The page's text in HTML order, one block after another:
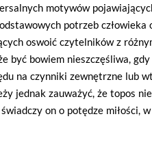
motywów
potrzeb człowieka
oswoić czytelników z
być bowiem nieszczęśliwa,
na czynniki zewnętrzne lub
jednak zauważyć, że topos
on o potędze miłości,